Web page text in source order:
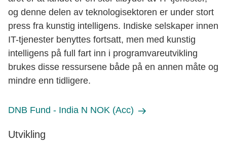
og denne delen av teknologisektoren er under stort
press fra kunstig intelligens. Indiske selskaper innen
IT-tjenester benyttes fortsatt, men med kunstig
intelligens på full fart inn i programvareutvikling
brukes disse ressursene både på en annen måte og
mindre enn tidligere.